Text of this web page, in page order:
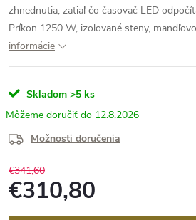
zhnednutia, zatiaľ čo časovač LED
Príkon 1250 W, izolované steny,
informácie
Skladom >5 ks
12.8.2026
Možnosti doručenia
€341,60
€310,80